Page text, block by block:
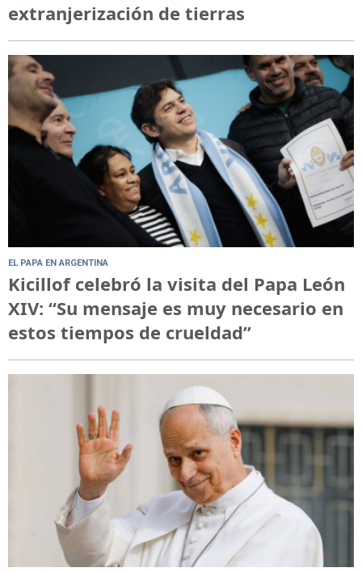
extranjerización de tierras
EL PAPA EN ARGENTINA
Kicillof celebró la visita del Papa León
XIV: “Su mensaje es muy necesario en
estos tiempos de crueldad”